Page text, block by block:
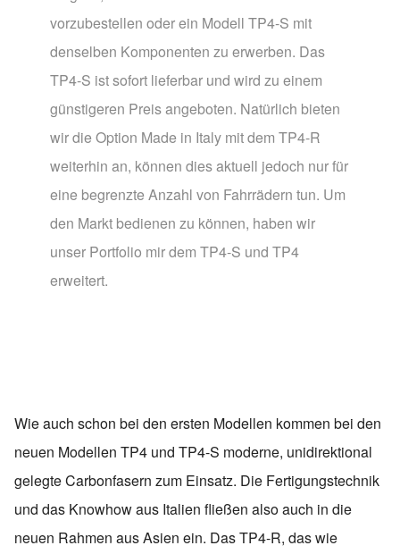
vorzubestellen oder ein Modell TP4-S mit
denselben Komponenten zu erwerben. Das
TP4-S ist sofort lieferbar und wird zu einem
günstigeren Preis angeboten. Natürlich bieten
wir die Option Made in Italy mit dem TP4-R
weiterhin an, können dies aktuell jedoch nur für
eine begrenzte Anzahl von Fahrrädern tun. Um
den Markt bedienen zu können, haben wir
unser Portfolio mir dem TP4-S und TP4
erweitert.
Wie auch schon bei den ersten Modellen kommen bei den
neuen Modellen TP4 und TP4-S moderne, unidirektional
gelegte Carbonfasern zum Einsatz. Die Fertigungstechnik
und das Knowhow aus Italien fließen also auch in die
neuen Rahmen aus Asien ein. Das TP4-R, das wie